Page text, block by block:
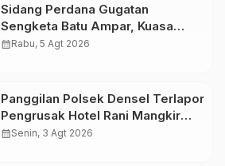
Sidang Perdana Gugatan
Sengketa Batu Ampar, Kuasa
Hukum Sebut Tak Ikut Tergugat di
calendar_monthRabu, 5 Agt 2026
Panggilan Polsek Densel Terlapor
Pengrusak Hotel Rani Mangkir
Keluar Negeri, Ternyata Masih di
calendar_monthSenin, 3 Agt 2026